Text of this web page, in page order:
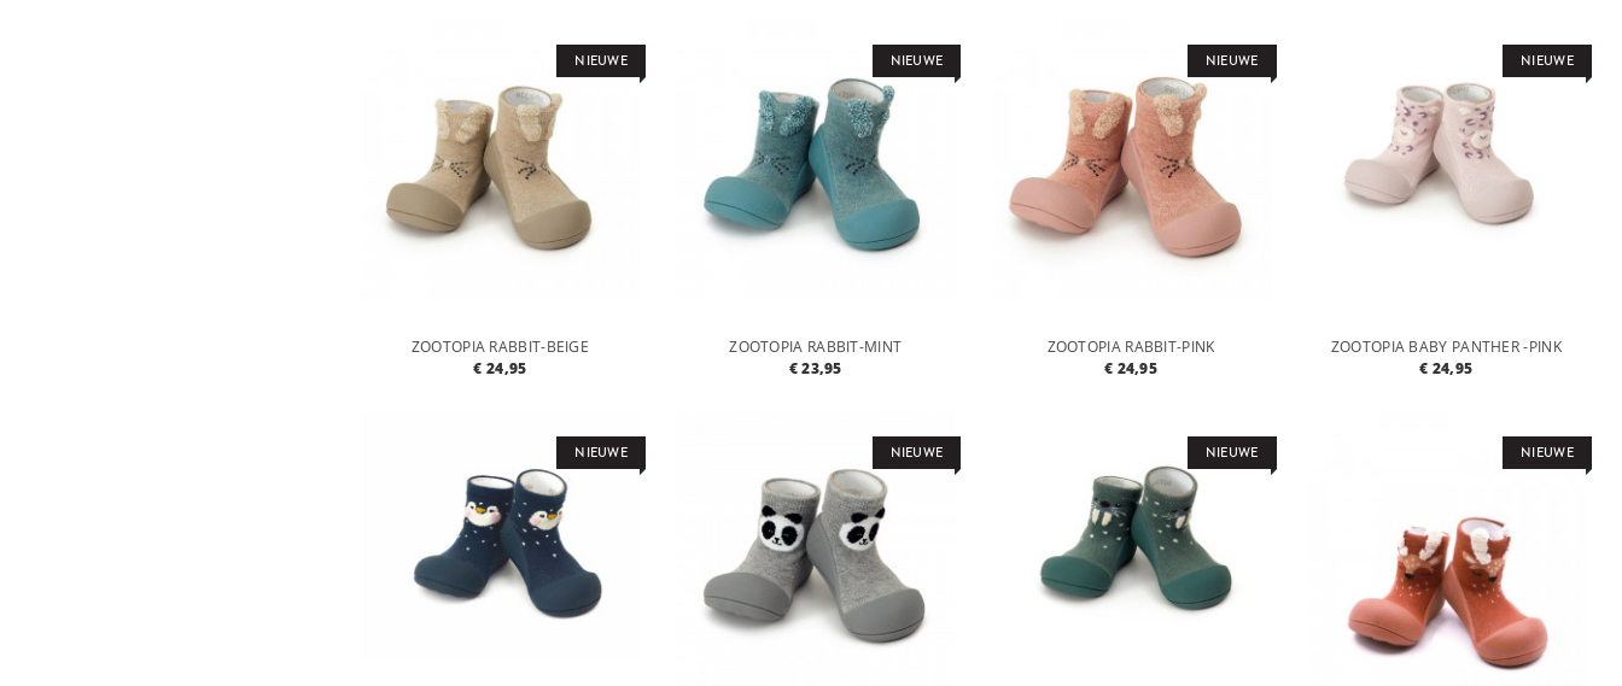
NIEUWE
ZOOTOPIA RABBIT-BEIGE
€ 24,95
NIEUWE
ZOOTOPIA RABBIT-MINT
€ 23,95
NIEUWE
ZOOTOPIA RABBIT-PINK
€ 24,95
NIEUWE
ZOOTOPIA BABY PANTHER -PINK
€ 24,95
NIEUWE NIEUWE NIEUWE NIEUWE